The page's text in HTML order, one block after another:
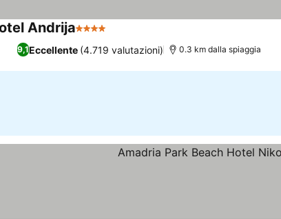
Andrija4 Stelle
9,1Eccellente (4.719 valutazioni) 0.3 km dalla spiaggia